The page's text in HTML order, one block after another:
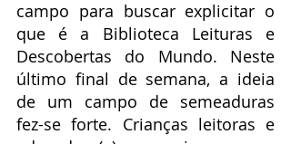
campo para buscar explicitar o
que é a Biblioteca Leituras e
Descobertas do Mundo. Neste
último final de semana, a ideia
de um campo de semeaduras
fez-se forte. Crianças leitoras e